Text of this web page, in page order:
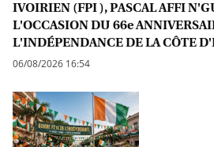
IVOIRIEN (FPI ), PASCAL AFFI
L'OCCASION DU 66e
L'INDÉPENDANCE DE LA CÔTE
06/08/2026 16:54